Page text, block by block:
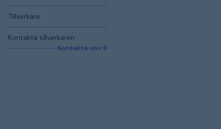
Tillverkare
Kontakta tillverkaren
Kontakta oss för mer information